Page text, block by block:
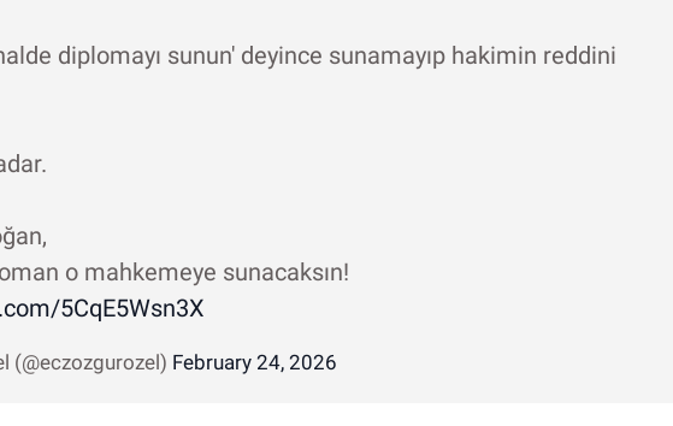
diplomayı sunun' deyince sunamayıp hakimin reddini
o mahkemeye sunacaksın!
5CqE5Wsn3X
(@eczozgurozel) February 24, 2026